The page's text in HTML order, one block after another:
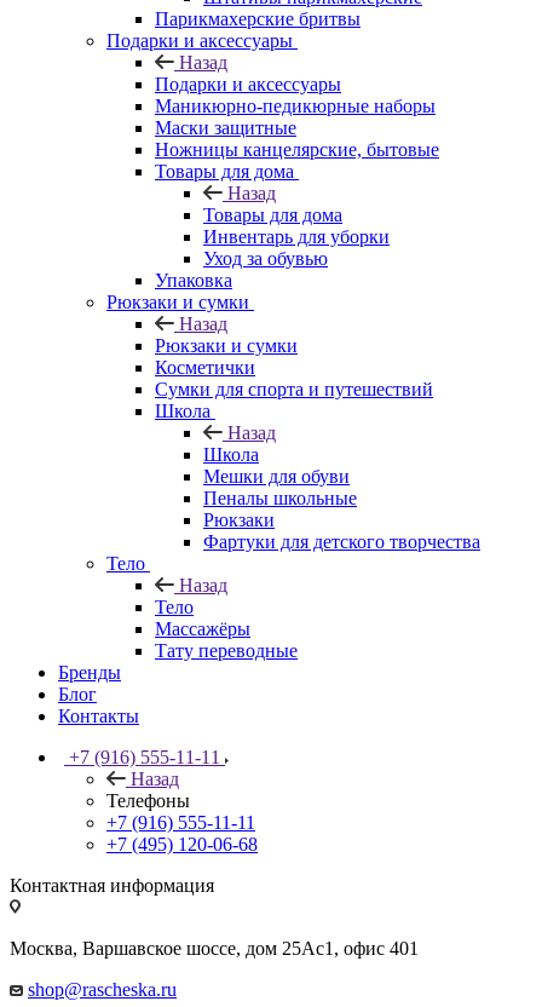
Парикмахерские бритвы
Подарки и аксессуары
Назад
Подарки и аксессуары
Маникюрно-педикюрные наборы
Маски защитные
Ножницы канцелярские, бытовые
Товары для дома
Назад
Товары для дома
Инвентарь для уборки
Уход за обувью
Упаковка
Рюкзаки и сумки
Назад
Рюкзаки и сумки
Косметички
Сумки для спорта и путешествий
Школа
Назад
Школа
Мешки для обуви
Пеналы школьные
Рюкзаки
Фартуки для детского творчества
Тело
Назад
Тело
Массажёры
Тату переводные
Бренды
Блог
Контакты
+7 (916) 555-11-11
Назад
Телефоны
+7 (916) 555-11-11
+7 (495) 120-06-68
Контактная информация
Москва, Варшавское шоссе, дом 25Аc1, офис 401
shop@rascheska.ru